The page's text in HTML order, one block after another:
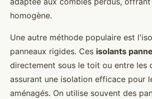
homogène.
Une autre méthode populaire est
panneaux rigides. Ces isolants
directement sous le toit ou entre les
assurant une isolation efficace pour
aménagés. On utilise souvent des